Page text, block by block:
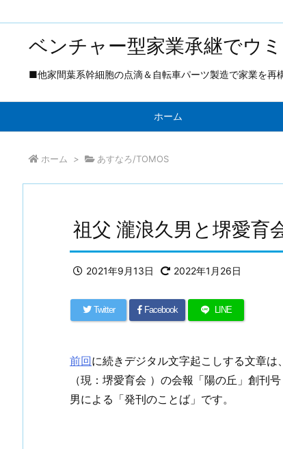
ベンチャー型家業承継でウ
■他家間葉系幹細胞の点滴＆自転車パーツ製造で家業を
ホーム
ホーム > あすなろ/TOMOS
祖父 瀧浪久男と堺愛育
2021年9月13日 2022年1月26日
Twitter Facebook LINE
前回に続きデジタル文字起こしする文章
（現：堺愛育会 ）の会報「陽の丘」創刊
男による「発刊のことば」です。